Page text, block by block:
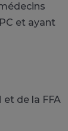
et ayant
et de la FFA